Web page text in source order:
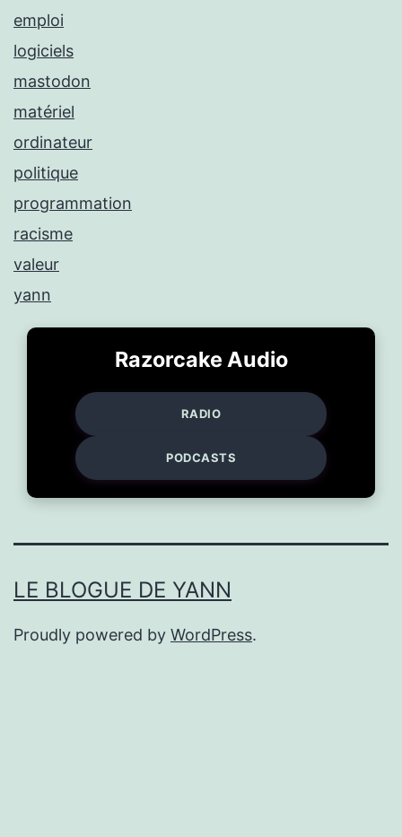
emploi
logiciels
mastodon
matériel
ordinateur
politique
programmation
racisme
valeur
yann
Razorcake Audio
RADIO
PODCASTS
LE BLOGUE DE YANN
Proudly powered by WordPress.